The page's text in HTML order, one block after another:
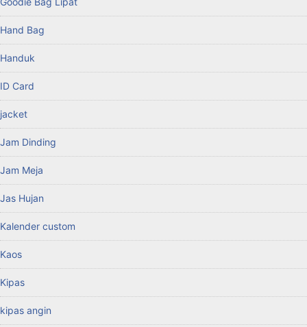
Hand Bag
Handuk
ID Card
jacket
Jam Dinding
Jam Meja
Jas Hujan
Kalender custom
Kaos
Kipas
kipas angin